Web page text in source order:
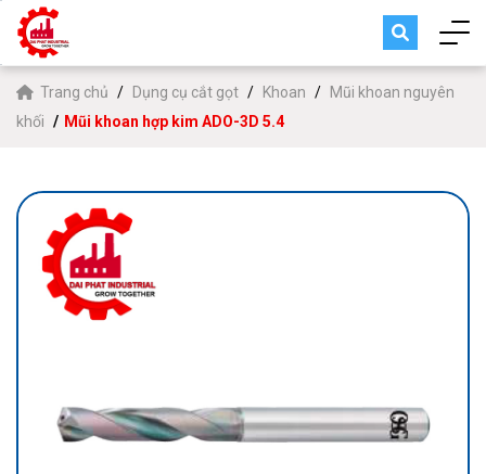
Trang chủ Dụng cụ cắt gọt Khoan
Mũi khoan nguyên
khối
Mũi khoan hợp kim ADO-3D 5.4